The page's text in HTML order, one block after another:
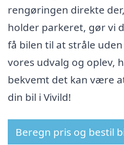
rengøringen direkte
holder parkeret, gør vi
få bilen til at stråle
vores udvalg og oplev,
bekvemt det kan være
din bil i Vivild!
Beregn pris og bestil